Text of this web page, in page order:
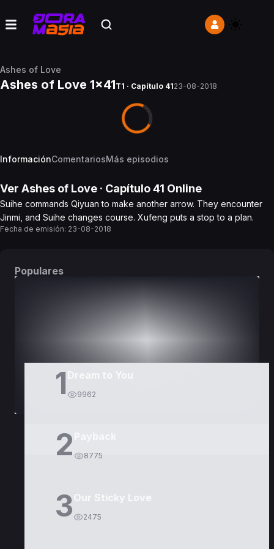
Ashes of Love
Ashes of Love 1x41T1 · Capítulo 4123-08-2018
InformaciónComentariosMás episodios
Ver Ashes of Love · Capítulo41 Online
Suihe commands Qiyuan to make another arrow. They encounter
Jinmi, and Suihe changes course. Xufeng puts a stop to a plan.
Fecha de emisión: 23-08-2018
Populares
1 Dream to You
9962
2 8775
3Our Sticky Love
2475